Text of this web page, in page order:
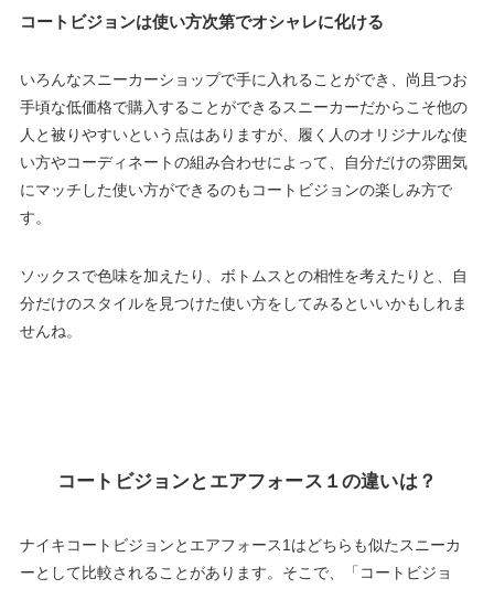
コートビジョンは使い方次第でオシャレに化ける
いろんなスニーカーショップで手に入れることができ、尚且つお
手頃な低価格で購入することができるスニーカーだからこそ他の
人と被りやすいという点はありますが、履く人のオリジナルな使
い方やコーディネートの組み合わせによって、自分だけの雰囲気
にマッチした使い方ができるのもコートビジョンの楽しみ方で
す。
ソックスで色味を加えたり、ボトムスとの相性を考えたりと、自
分だけのスタイルを見つけた使い方をしてみるといいかもしれま
せんね。
コートビジョンとエアフォース１の違いは？
ナイキコートビジョンとエアフォース1はどちらも似たスニーカ
ーとして比較されることがあります。そこで、「コートビジョ